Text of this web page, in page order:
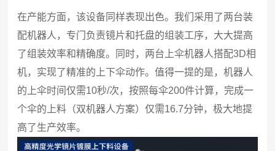
在产能方面，该设备同样表现出色。我们采用了两台装
配机器人，专门负责镜片和托盘的组装工序，大大提高
了组装效率和精确度。同时，两台上伞机器人搭配3D相
机，实现了精准的上下伞动作。值得一提的是，机器人
的上伞时间仅需10秒/次，按照每伞200件计算，完成一
个伞的上料（双机器人方案）仅需16.7分钟，极大地提
高了生产效率。